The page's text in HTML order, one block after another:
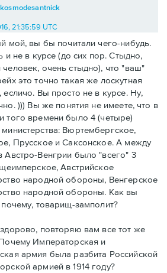
kosmodesantnick
21:35:59 UTC
мой, вы бы почитали чего-нибудь.
и не в курсе (до сих пор. Стыдно,
очень стыдно), что "ваш"
это точно такая же лоскутная
есличо. Вы просто не в курсе. Ну,
))) Вы же понятия не имеете, что в
того времени было 4 (четыре)
Вюртембергское,
Прусское и Саксонское. А между
Австро-Венгрии было "всего" 3
Австрийское
народной обороны, Венгерское
народной обороны. Как вы
почему, товарищ-замполит?
повторяю вам все тот же
Императорская и
армия была разбита Российской
армией в 1914 году?